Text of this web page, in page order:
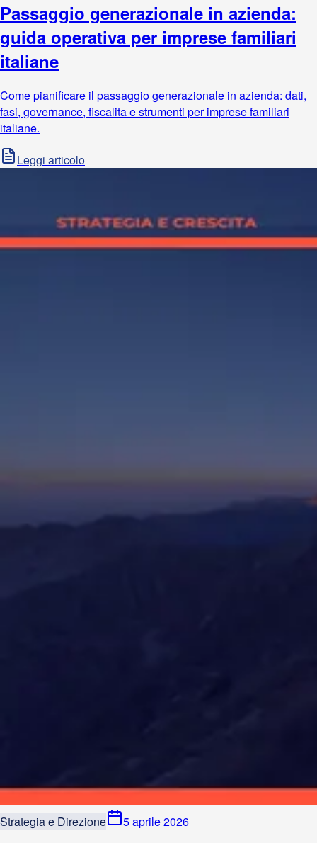
Passaggio generazionale in azienda:
guida operativa per imprese familiari
italiane
Come pianificare il passaggio generazionale in azienda: dati,
fasi, governance, fiscalita e strumenti per imprese familiari
italiane.
Leggi articolo
Strategia e Direzione 5 aprile 2026